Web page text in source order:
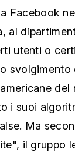
Facebook
al
utenti o
svolgimento
del
i suoi
Ma
il gruppo